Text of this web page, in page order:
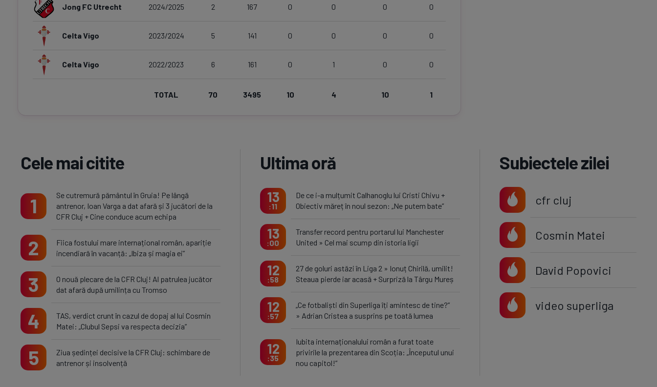
Jong FC Utrecht 2024/2025 2 167 0 0 0 0
Celta Vigo 2023/2024 5 141 0 0 0 0
Celta Vigo 2022/2023 6 161 0 1 0 0
TOTAL 70 3495 10 4 10 1
Cele mai citite
1
Se cutremură pământul în Gruia! Pe lângă
antrenor, Ioan Varga a dat afară și 3 jucători de la
CFR Cluj + Cine conduce acum echipa
2
Fiica fostului mare internațional român, apariție
incendiară în vacanță: „Ibiza și magia ei”
3
O nouă plecare de la CFR Cluj! Al patrulea jucător
dat afară după umilința cu Tromso
4
TAS, verdict crunt în cazul de dopaj al lui Cosmin
Matei: „Clubul Sepsi va respecta decizia”
5
Ziua ședinței decisive la CFR Cluj: schimbare de
antrenor și insolvență
Ultima oră
13
11
De ce i-a mulțumit Calhanoglu lui Cristi Chivu +
Obiectiv măreț în noul sezon: „Ne putem bate”
13
00
Transfer record pentru portarul lui Manchester
United » Cel mai scump din istoria ligii
12
58
27 de goluri astăzi în Liga 2 » Ionuț Chirilă, umilit!
Steaua pierde iar acasă + Surpriză la Târgu Mureș
12
57
„Ce fotbaliști din Superliga îți amintesc de tine?”
» Adrian Cristea a susprins pe toată lumea
12
35
Iubita internaționalului român a furat toate
privirile la prezentarea din Scoția: „Începutul unui
nou capitol!”
Subiectele zilei
cfr cluj
Cosmin Matei
David Popovici
video superliga